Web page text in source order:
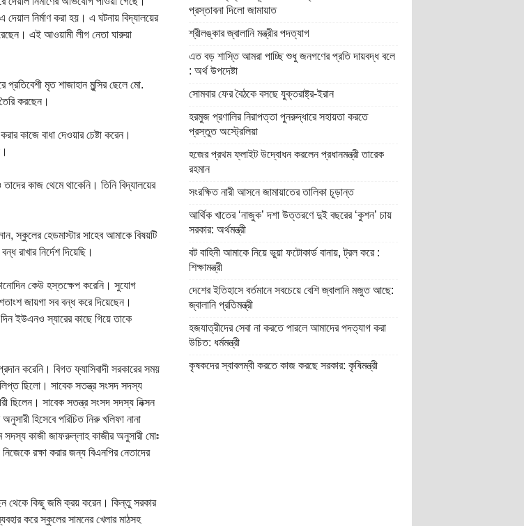
দেয়াল নির্মাণ করা হয়। এ ঘটনায় বিদ্যালয়ের
এই আওয়ামী লীগ নেতা ঘারুয়া
প্রতিবেশী মৃত শাজাহান মুন্সির ছেলে মো.
করছেন।
কাজে বাধা দেওয়ার চেষ্টা করেন।
কাজ থেমে থাকেনি। তিনি বিদ্যালয়ের
স্কুলের হেডমাস্টার সাহেব আমাকে বিষয়টি
রাখার নির্দেশ দিয়েছি।
কেউ হস্তক্ষেপ করেনি। সুযোগ
জায়গা সব বন্ধ করে দিয়েছেন।
ইউএনও স্যারের কাছে গিয়ে তাকে
প্রদান করেনি। বিগত ফ্যাসিবাদী সরকারের সময়
লিপ্ত ছিলো। সাবেক সতন্ত্র সংসদ সদস্য
ছিলেন। সাবেক সতন্ত্র সংসদ সদস্য নিক্সন
হিসেবে পরিচিত নিরু খলিফা নানা
সদস্য কাজী জাফরুল্লাহ কাজীর অনুসারী মোঃ
রক্ষা করার জন্য বিএনপির নেতাদের
থেকে কিছু জমি ক্রয় করেন। কিন্তু সরকার
করে স্কুলের সামনের খেলার মাঠসহ
প্রস্তাবনা দিলো জামায়াত
শ্রীলঙ্কার জ্বালানি মন্ত্রীর পদত্যাগ
এত বড় শাস্তি আমরা পাচ্ছি শুধু জনগণের প্রতি দায়বদ্ধ বলে
: অর্থ উপদেষ্টা
সোমবার ফের বৈঠকে বসছে যুক্তরাষ্ট্র-ইরান
হরমুজ প্রণালির নিরাপত্তা পুনরুদ্ধারে সহায়তা করতে
প্রস্তুত অস্ট্রেলিয়া
হজের প্রথম ফ্লাইট উদ্বোধন করলেন প্রধানমন্ত্রী তারেক
রহমান
সংরক্ষিত নারী আসনে জামায়াতের তালিকা চূড়ান্ত
আর্থিক খাতের ‘নাজুক’ দশা উত্তরণে দুই বছরের ‘কুশন’ চায়
সরকার: অর্থমন্ত্রী
বট বাহিনী আমাকে নিয়ে ভুয়া ফটোকার্ড বানায়, ট্রল করে :
শিক্ষামন্ত্রী
দেশের ইতিহাসে বর্তমানে সবচেয়ে বেশি জ্বালানি মজুত আছে:
জ্বালানি প্রতিমন্ত্রী
হজযাত্রীদের সেবা না করতে পারলে আমাদের পদত্যাগ করা
উচিত: ধর্মমন্ত্রী
কৃষকদের স্বাবলম্বী করতে কাজ করছে সরকার: কৃষিমন্ত্রী